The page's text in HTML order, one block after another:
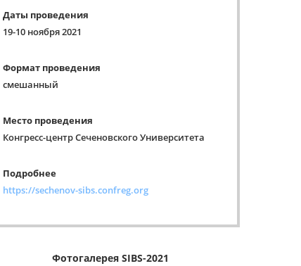
Даты проведения
19-10 ноября 2021
Формат проведения
смешанный
Место проведения
Конгресс-центр Сеченовского Университета
Подробнее
https://sechenov-sibs.confreg.org
Фотогалерея SIBS-2021